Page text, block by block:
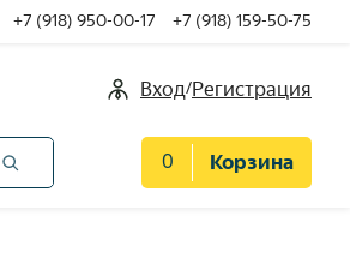
+7 (918) 950-00-17 +7 (918) 159-50-75
Вход/Регистрация
0 Корзина